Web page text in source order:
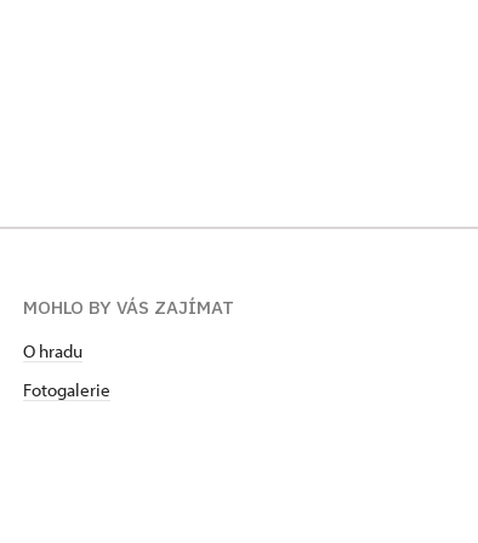
MOHLO BY VÁS ZAJÍMAT
O hradu
Fotogalerie